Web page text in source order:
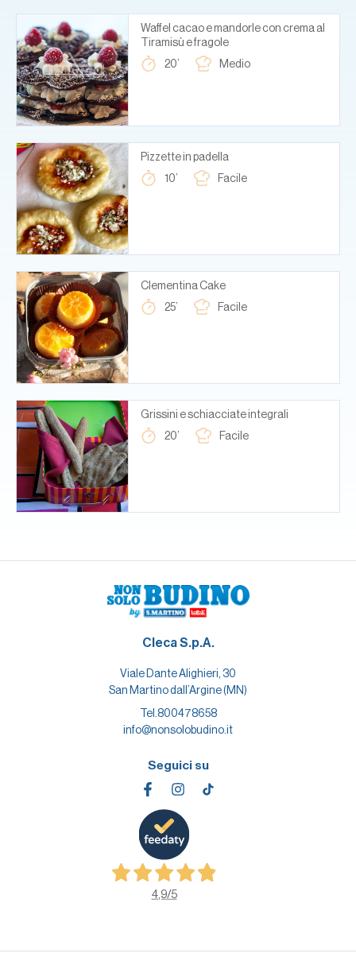
Waffel cacao e mandorle con crema al
Tiramisù e fragole
20’
Medio
Pizzette in padella
10’
Facile
Clementina Cake
25’
Facile
Grissini e schiacciate integrali
20’
Facile
Cleca S.p.A.
Viale Dante Alighieri, 30
San Martino dall’Argine (MN)
Tel. 800478658
info@nonsolobudino.it
Seguici su
4,9/5